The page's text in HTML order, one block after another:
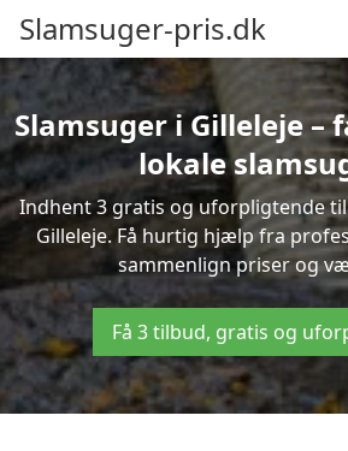
Slamsuger-pris.dk
Slamsuger i Gilleleje –
lokale
Indhent 3 gratis og uforpligtende
Gilleleje. Få hurtig hjælp fra
sammenlign priser og
Få 3 tilbud, gratis og